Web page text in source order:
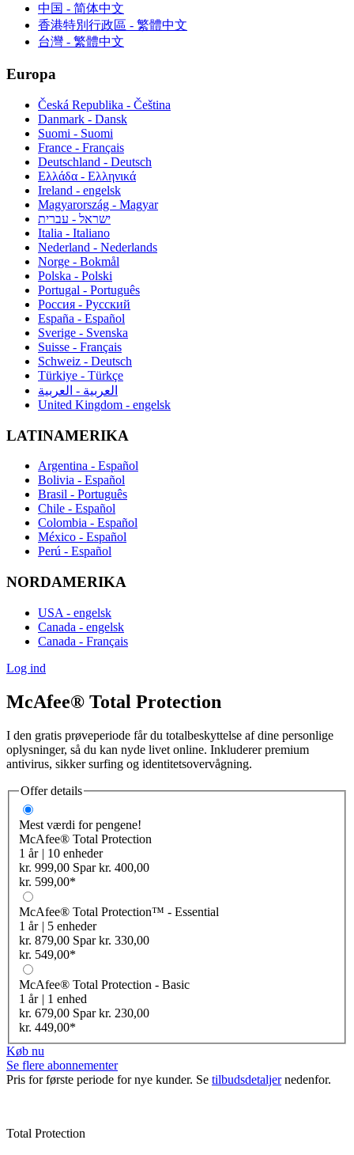
中国 - 简体中文
香港特別行政區 - 繁體中文
台灣 - 繁體中文
Europa
Česká Republika - Čeština
Danmark - Dansk
Suomi - Suomi
France - Français
Deutschland - Deutsch
Ελλάδα - Ελληνικά
Ireland - engelsk
Magyarország - Magyar
ישראל - עברית
Italia - Italiano
Nederland - Nederlands
Norge - Bokmål
Polska - Polski
Portugal - Português
Россия - Русский
España - Español
Sverige - Svenska
Suisse - Français
Schweiz - Deutsch
Türkiye - Türkçe
العربية - العربية
United Kingdom - engelsk
LATINAMERIKA
Argentina - Español
Bolivia - Español
Brasil - Português
Chile - Español
Colombia - Español
México - Español
Perú - Español
NORDAMERIKA
USA - engelsk
Canada - engelsk
Canada - Français
Log ind
McAfee® Total Protection
I den gratis prøveperiode får du totalbeskyttelse af dine personlige
oplysninger, så du kan nyde livet online. Inkluderer premium
antivirus, sikker surfing og identitetsovervågning.
Offer details
Mest værdi for pengene!
McAfee® Total Protection
1 år | 10 enheder
kr. 999,00 Spar kr. 400,00
kr. 599,00*
McAfee® Total Protection™ - Essential
1 år | 5 enheder
kr. 879,00 Spar kr. 330,00
kr. 549,00*
McAfee® Total Protection - Basic
1 år | 1 enhed
kr. 679,00 Spar kr. 230,00
kr. 449,00*
Køb nu
Se flere abonnementer
Pris for første periode for nye kunder. Se tilbudsdetaljernedenfor.
Total Protection